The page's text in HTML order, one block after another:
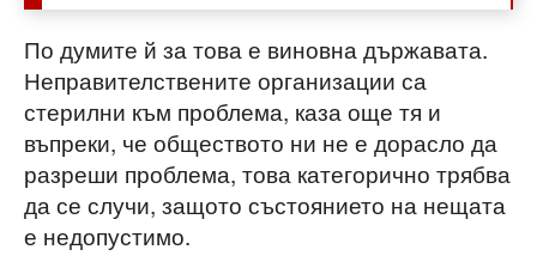
По думите й за това е виновна държавата.
Неправителствените организации са
стерилни към проблема, каза още тя и
въпреки, че обществото ни не е дорасло да
разреши проблема, това категорично трябва
да се случи, защото състоянието на нещата
е недопустимо.